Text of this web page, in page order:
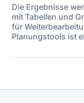
Die Ergebnisse
mit Tabellen und
für
Planungstools ist